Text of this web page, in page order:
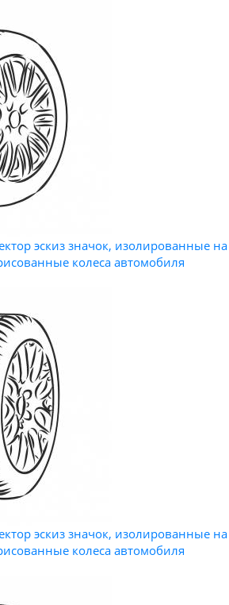
эскиз значок, изолированные на
колеса автомобиля
эскиз значок, изолированные на
колеса автомобиля